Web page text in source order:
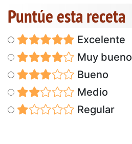
Puntúe esta receta
Excelente
Muy bueno
Bueno
Medio
Regular